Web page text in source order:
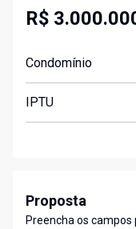
R$
Condomínio
IPTU
Proposta
Preencha os